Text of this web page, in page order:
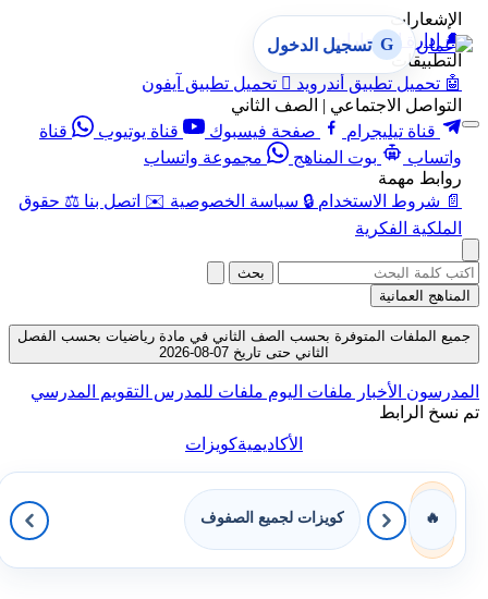
الإشعارات
🔔 إدارة الإشعارات
التطبيقات
🤖 تحميل تطبيق أندرويد  تحميل تطبيق آيفون
التواصل الاجتماعي | الصف الثاني
قناة تيليجرام
صفحة فيسبوك قناة يوتيوب
قناة
واتساب
بوت المناهج
مجموعة واتساب
روابط مهمة
📄 شروط الاستخدام 🔒 سياسة الخصوصية ✉️ اتصل بنا ⚖️ حقوق
الملكية الفكرية
G تسجيل الدخول
بحث
المناهج العمانية
جميع الملفات المتوفرة بحسب الصف الثاني في مادة رياضيات بحسب الفصل
الثاني حتى تاريخ 07-08-2026
المدرسون الأخبار ملفات اليوم ملفات للمدرس التقويم المدرسي
تم نسخ الرابط
الأكاديميةكويزات
🔥 كويزات لجميع الصفوف